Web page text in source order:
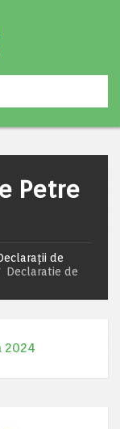
Petre
de
Declaratie de
2024